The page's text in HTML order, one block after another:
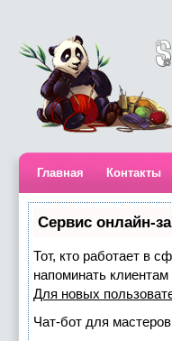
Главная Контакты
Сервис онлайн-
Тот, кто работает в
напоминать
Для новых
Чат-бот для